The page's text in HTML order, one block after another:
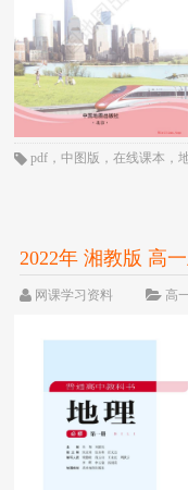
pdf ，中图版 ，在线课本 ，
2022年 湘教版 高
高清
网课学习资料 高